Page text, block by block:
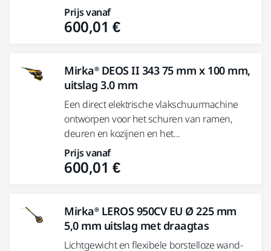
Prijs vanaf
600,01 €
Mirka® DEOS II 343 75 mm x 100 mm,
uitslag 3.0 mm
Een direct elektrische vlakschuurmachine
ontworpen voor het schuren van ramen,
deuren en kozijnen en het...
Prijs vanaf
600,01 €
Mirka® LEROS 950CV EU Ø 225 mm
5,0 mm uitslag met draagtas
Lichtgewicht en flexibele borstelloze wand-